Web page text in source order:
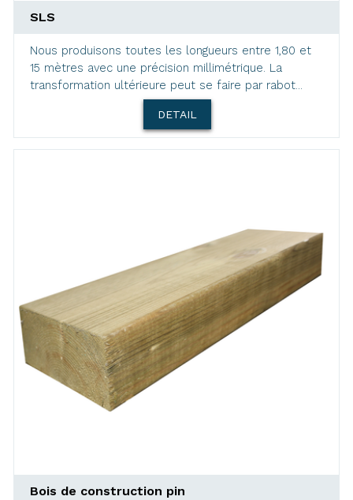
SLS
Nous produisons toutes les longueurs entre 1,80 et
15 mètres avec une précision millimétrique. La
transformation ultérieure peut se faire par rabot...
DETAIL
Bois de construction pin